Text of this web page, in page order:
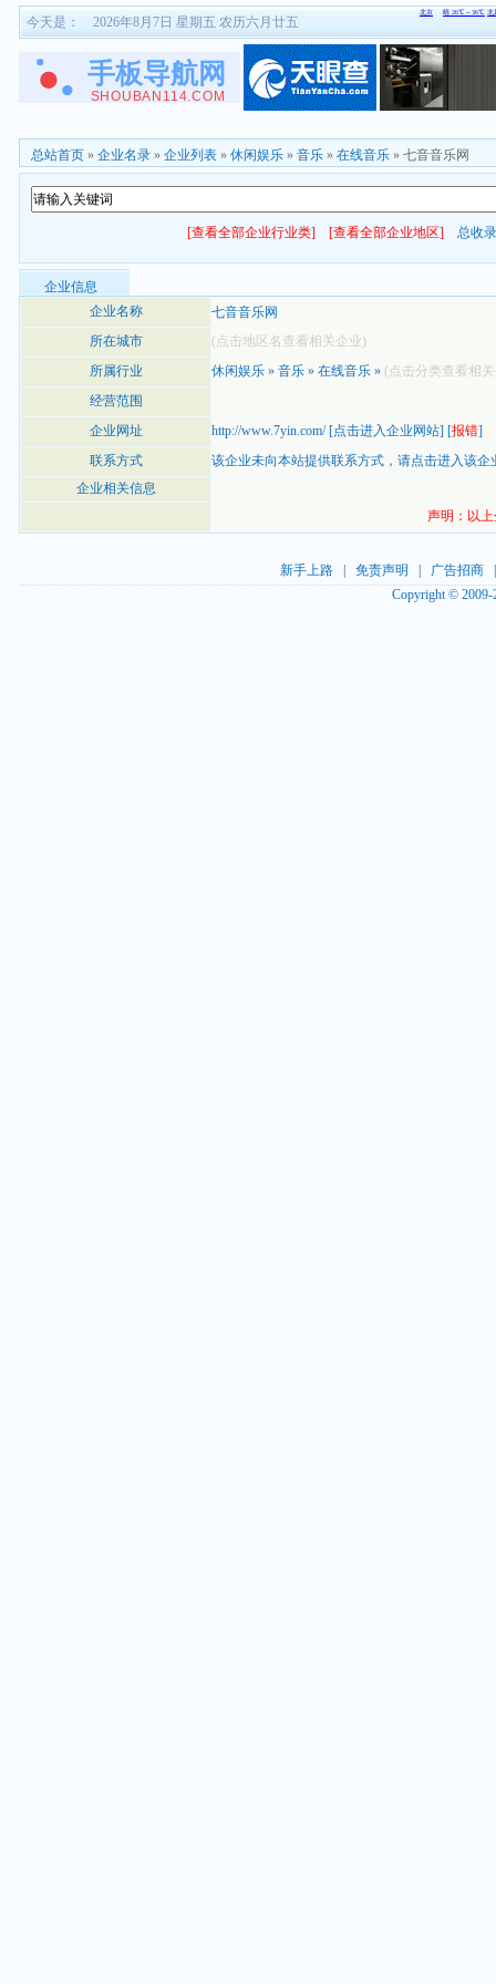
今天是： 2026年8月7日 星期五 农历六月廿五
总站首页 » 企业名录 » 企业列表 » 休闲娱乐 » 音乐 » 在线音乐 » 七音音乐网
[查看全部企业行业类] [查看全部企业地区] 总收
企业信息
企业名称
七音音乐网
所在城市
(点击地区名查看相关企业)
所属行业
休闲娱乐 » 音乐 » 在线音乐 » (点击分类查看相
经营范围
企业网址
http://www.7yin.com/[点击进入企业网站] [报错]
联系方式
该企业未向本站提供联系方式， 请点击进入该企
企业相关信息
声明：以
新手上路| 免责声明 广告招商
Copyright ©